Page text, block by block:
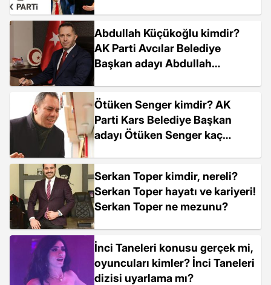
Abdullah Küçükoğlu kimdir?
AK Parti Avcılar Belediye
Başkan adayı Abdullah
Ötüken Senger kimdir? AK
Parti Kars Belediye Başkan
adayı Ötüken Senger kaç
Serkan Toper kimdir, nereli?
Serkan Toper hayatı ve kariyeri!
Serkan Toper ne mezunu?
İnci Taneleri konusu gerçek mi,
oyuncuları kimler? İnci Taneleri
dizisi uyarlama mı?